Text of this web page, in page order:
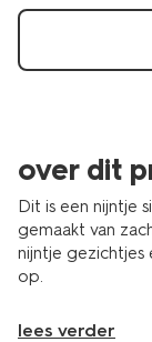
over dit
Dit is een nijntje
gemaakt van
nijntje gezichtjes
op.
lees verder